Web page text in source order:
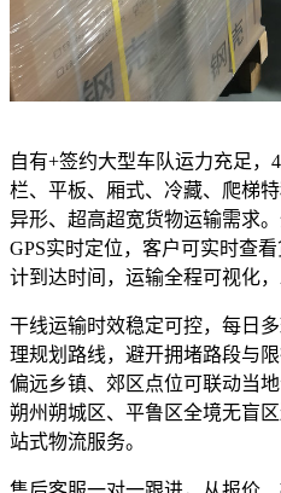
自有+签约大型车队运力充足，
栏、平板、厢式、冷藏、爬梯
异形、超高超宽货物运输需求
GPS实时定位，客户可实时查
计到达时间，运输全程可视化，
干线运输时效稳定可控，每日
理规划路线，避开拥堵路段与
偏远乡镇、郊区点位可联动当
朔州朔城区、平鲁区全境无盲
站式物流服务。